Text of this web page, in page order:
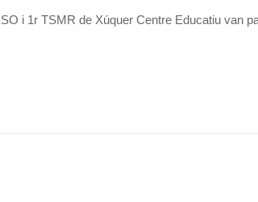
i 1r TSMR de Xúquer Centre Educatiu van